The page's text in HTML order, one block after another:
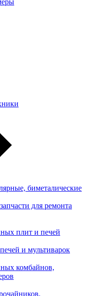
биметалические
для ремонта
плит и печей
и мультиварок
комбайнов,